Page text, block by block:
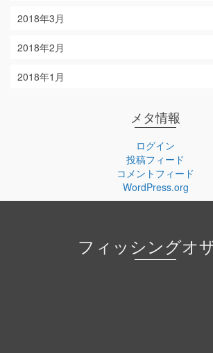
2018年3月
2018年2月
2018年1月
メタ情報
ログイン
投稿フィード
コメントフィード
WordPress.org
フィッシングオ